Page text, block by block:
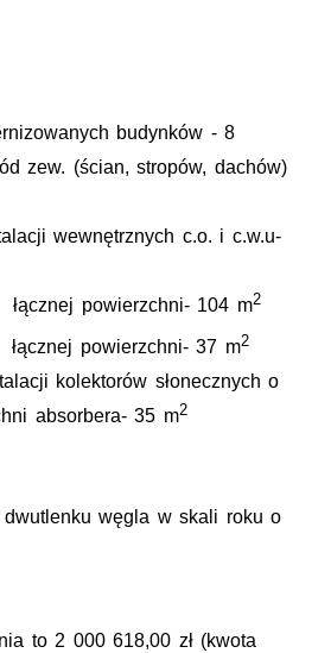
budynków - 8
zew. (ścian, stropów, dachów)
wewnętrznych c.o. i c.w.u-
powierzchni- 104 m2
powierzchni- 37 m2
kolektorów słonecznych o
absorbera- 35 m2
węgla w skali roku o
to 2 000 618,00 zł (kwota